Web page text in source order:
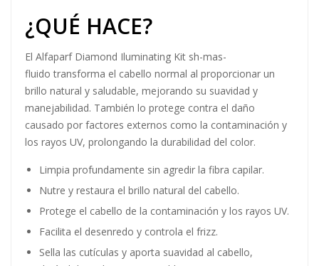
¿QUÉ HACE?
El Alfaparf Diamond Iluminating Kit sh-mas-
fluido transforma el cabello normal al proporcionar un
brillo natural y saludable, mejorando su suavidad y
manejabilidad. También lo protege contra el daño
causado por factores externos como la contaminación y
los rayos UV, prolongando la durabilidad del color.
Limpia profundamente sin agredir la fibra capilar.
Nutre y restaura el brillo natural del cabello.
Protege el cabello de la contaminación y los rayos UV.
Facilita el desenredo y controla el frizz.
Sella las cutículas y aporta suavidad al cabello,